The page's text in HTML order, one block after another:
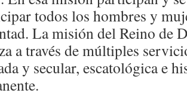
todos los hombres y
La misión del Reino de
a través de múltiples
y secular, escatológica e